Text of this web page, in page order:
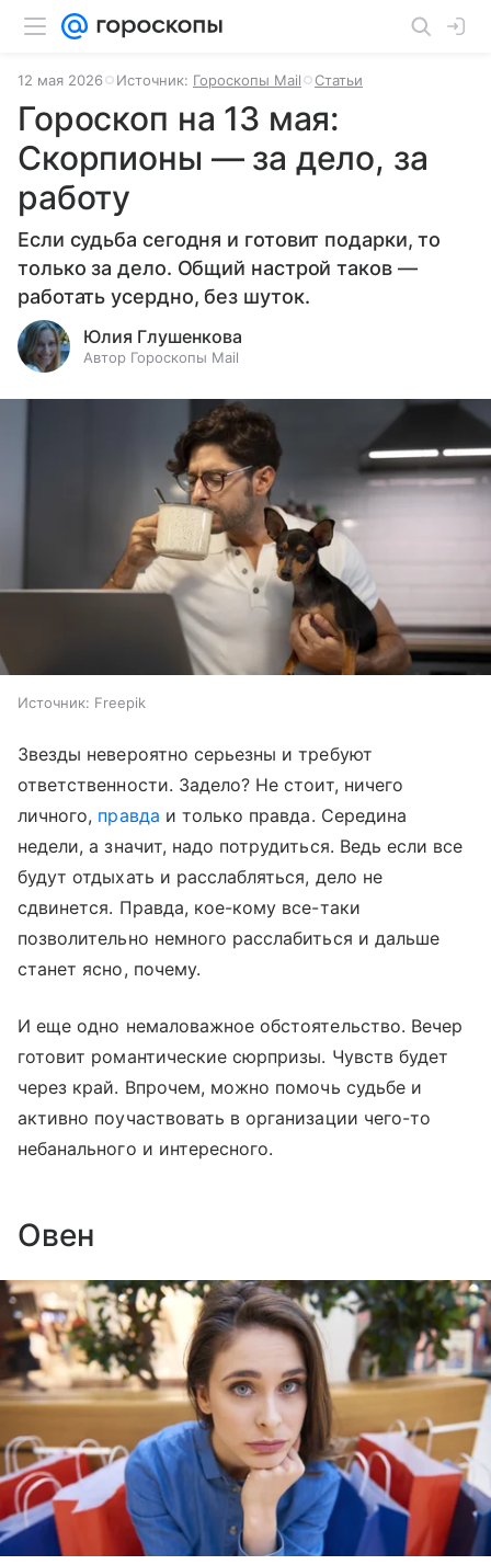
12 мая 2026 Источник: Гороскопы Mail Статьи
Гороскоп на 13 мая:
Скорпионы — за дело, за
работу
Если судьба сегодня и готовит подарки, то
только за дело. Общий настрой таков —
работать усердно, без шуток.
Юлия Глушенкова
Автор Гороскопы Mail
Источник: Freepik
Звезды невероятно серьезны и требуют
ответственности. Задело? Не стоит, ничего
личного, правда и только правда. Середина
недели, а значит, надо потрудиться. Ведь если все
будут отдыхать и расслабляться, дело не
сдвинется. Правда, кое-кому все-таки
позволительно немного расслабиться и дальше
станет ясно, почему.
И еще одно немаловажное обстоятельство. Вечер
готовит романтические сюрпризы. Чувств будет
через край. Впрочем, можно помочь судьбе и
активно поучаствовать в организации чего-то
небанального и интересного.
Овен